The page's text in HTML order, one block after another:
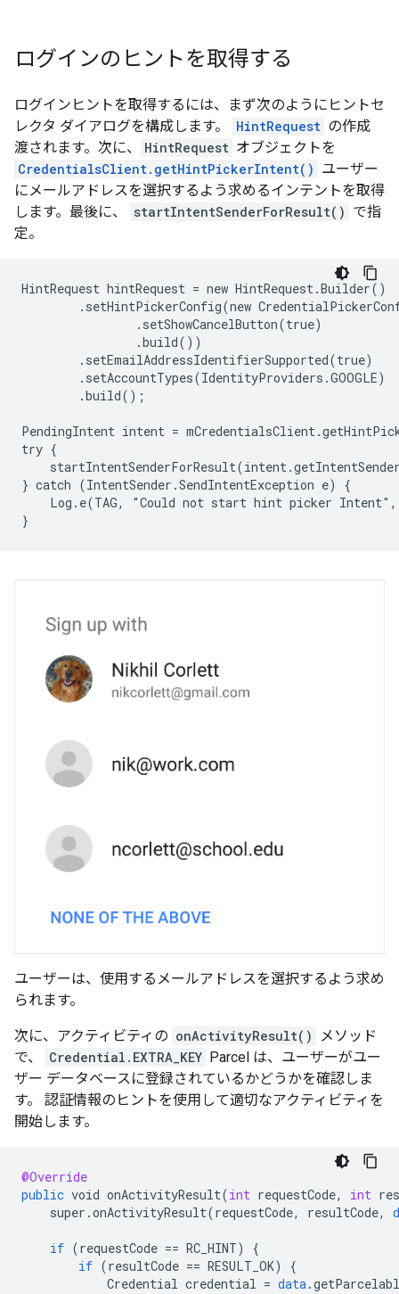
ログインのヒントを取得する
ログインヒントを取得するには、まず次のようにヒントセ
レクタ ダイアログを構成します。
HintRequest の作成
渡されます。次に、
HintRequest オブジェクトを
CredentialsClient.getHintPickerIntent() ユーザー
にメールアドレスを選択するよう求めるインテントを取得
します。最後に、
startIntentSenderForResult() で指
定。
HintRequest hintRequest = new HintRequest.Builder()
.setHintPickerConfig(new
                .setShowCancelButton(true)
                .build())
        .setEmailAddressIdentifierSupported(true)
        .setAccountTypes(IdentityProviders.GOOGLE)
        .build();
PendingIntent intent =
try {
} catch (IntentSender.SendIntentException e) {
Log.e(TAG, "Could not start hint picker
ユーザーは、使用するメールアドレスを選択するよう求め
られます。
次に、アクティビティの onActivityResult()
メソッド
で、
Credential.EXTRA_KEY Parcel は、ユーザーがユー
ザー データベースに登録されているかどうかを確認しま
す。 認証情報のヒントを使用して適切なアクティビティを
開始します。
@Override
public void onActivityResult(int requestCode, int
super .onActivityResult(requestCode, resultCode,
if (requestCode == RC_HINT)
{
if (resultCode == RESULT_OK)
{
Credential credential = data.